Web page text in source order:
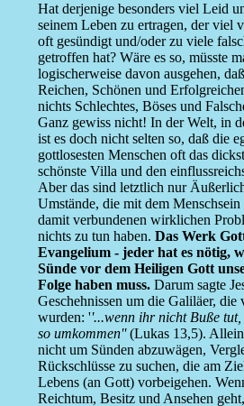
Hat derjenige besonders viel Leid
seinem Leben zu ertragen, der viel
oft gesündigt und/oder zu viele
getroffen hat? Wäre es so, müsste
logischerweise davon ausgehen,
Reichen, Schönen und
nichts Schlechtes, Böses und
Ganz gewiss nicht! In der Welt, in
ist es doch nicht selten so, daß die
gottlosesten Menschen oft das
schönste Villa und den
Aber das sind letztlich nur
Umstände, die mit dem Menschsein
damit verbundenen wirklichen
nichts zu tun haben. Das Werk
Evangelium - jeder hat es nötig,
Sünde vor dem Heiligen Gott
Folge haben muss.Darum sagte
Geschehnissen um die Galiläer, die
wurden: ''...wenn ihr nicht Buße
so umkommen''(Lukas 13,5). Allein
nicht um Sünden abzuwägen,
Rückschlüsse zu suchen, die am
Lebens (an Gott) vorbeigehen.
Reichtum, Besitz und Ansehen